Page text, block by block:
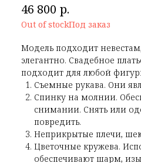
46 800 р.
Out of stock
Модель подходит
элегантно. Свадебное
подходит для любой
Съемные рукава. Они
Спинку на молнии.
снимании. Снять или
повредить.
Неприкрытые плечи,
Цветочные кружева.
обеспечивают шарм,